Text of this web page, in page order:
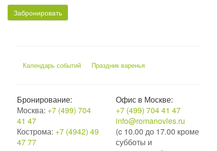
Забронировать
Календарь событий Праздник варенья
Бронирование:
Москва: +7 (499) 704
41 47
Кострома: +7 (4942) 49
47 77
Офис в Москве:
+7 (499) 704 41 47
info@romanovles.ru
(c 10.00 до 17.00 кроме
субботы и